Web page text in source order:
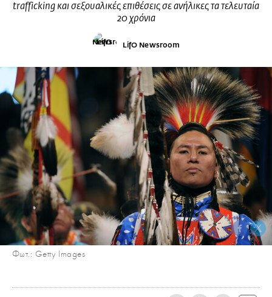
trafficking και σεξουαλικές επιθέσεις σε ανήλικες τα τελευταία
20 χρόνια
LifO Newsroom
Φωτ.: Getty Images